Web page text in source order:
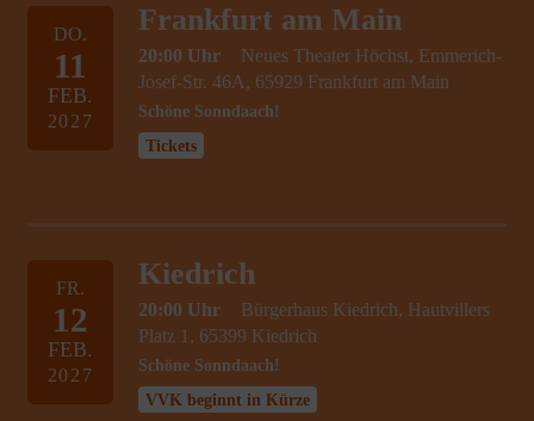
DO.
11
FEB.
2027
Frankfurt am Main
20:00 Uhr
Neues Theater Höchst, Emmerich-
Josef-Str. 46A, 65929 Frankfurt am Main
Schöne Sonndaach!
Tickets
FR.
12
FEB.
2027
Kiedrich
20:00 Uhr
Bürgerhaus Kiedrich, Hautvillers
Platz 1, 65399 Kiedrich
Schöne Sonndaach!
VVK beginnt in Kürze